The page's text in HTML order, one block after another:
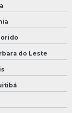
do Leste